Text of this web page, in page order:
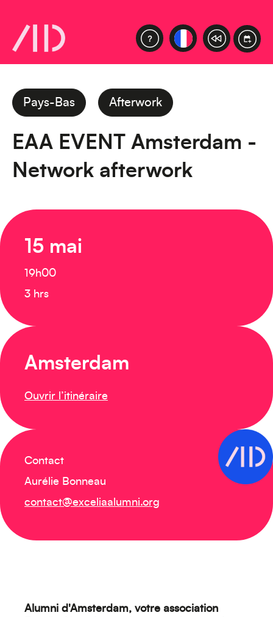
Pays-Bas Afterwork
EAA EVENT Amsterdam -
Network afterwork
15 mai
19h00
3 hrs
Amsterdam
Ouvrir l’itinéraire
Contact
Aurélie Bonneau
contact@exceliaalumni.org
Alumni d'Amsterdam, votre association